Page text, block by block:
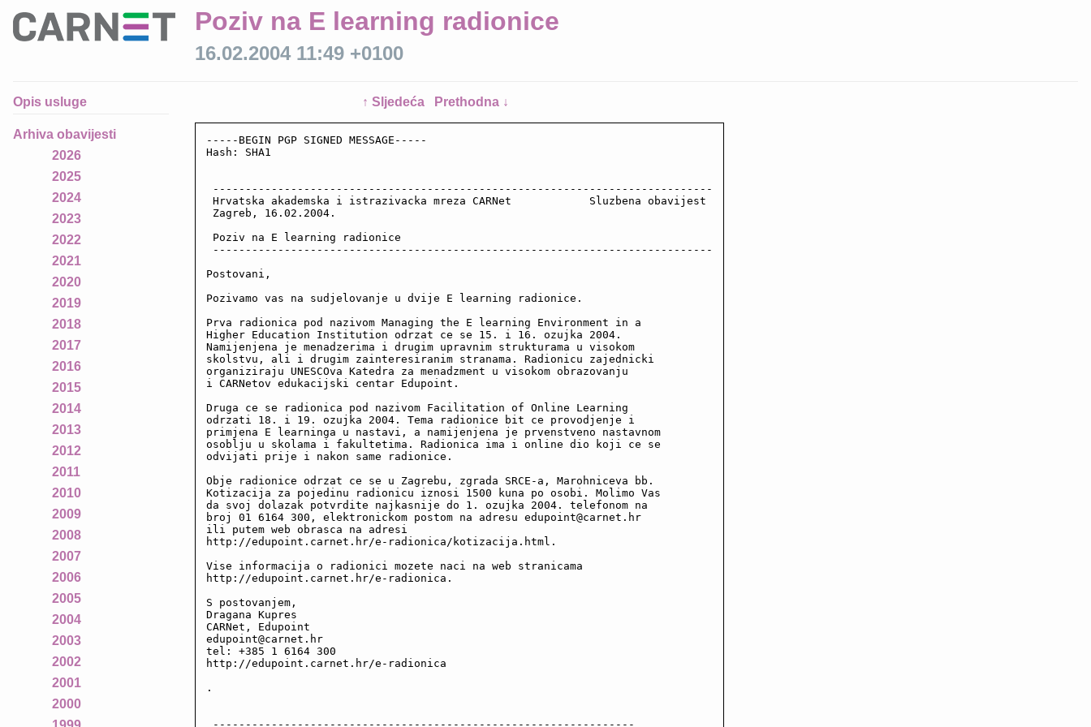
Poziv na E learning radionice
16.02.2004 11:49 +0100
Opis usluge
Arhiva obavijesti
2026
2025
2024
2023
2022
2021
2020
2019
2018
2017
2016
2015
2014
2013
2012
2011
2010
2009
2008
2007
2006
2005
2004
2003
2002
2001
2000
↑ Sljedeća Prethodna ↓
-----BEGIN PGP SIGNED MESSAGE-----
Hash: SHA1
-----------------------------------------------------------------------------
Hrvatska akademska i istrazivacka mreza CARNet            Sluzbena obavijest
Zagreb, 16.02.2004.
Poziv na E learning radionice
-----------------------------------------------------------------------------
Postovani,
Pozivamo vas na sudjelovanje u dvije E learning radionice.
Prva radionica pod nazivom Managing the E learning Environment in a
Higher Education Institution odrzat ce se 15. i 16. ozujka 2004.
Namijenjena je menadzerima i drugim upravnim strukturama u visokom
skolstvu, ali i drugim zainteresiranim stranama. Radionicu zajednicki
organiziraju UNESCOva Katedra za menadzment u visokom obrazovanju
i CARNetov edukacijski centar Edupoint.
Druga ce se radionica pod nazivom Facilitation of Online Learning
odrzati 18. i 19. ozujka 2004. Tema radionice bit ce provodjenje i
primjena E learninga u nastavi, a namijenjena je prvenstveno nastavnom
osoblju u skolama i fakultetima. Radionica ima i online dio koji ce se
odvijati prije i nakon same radionice.
Obje radionice odrzat ce se u Zagrebu, zgrada SRCE-a, Marohniceva bb.
Kotizacija za pojedinu radionicu iznosi 1500 kuna po osobi. Molimo Vas
da svoj dolazak potvrdite najkasnije do 1. ozujka 2004. telefonom na
broj 01 6164 300, elektronickom postom na adresu edupoint@carnet.hr
ili putem web obrasca na adresi
http://edupoint.carnet.hr/e-radionica/kotizacija.html.
Vise informacija o radionici mozete naci na web stranicama
http://edupoint.carnet.hr/e-radionica.
S postovanjem,
Dragana Kupres
CARNet, Edupoint
edupoint@carnet.hr
tel: +385 1 6164 300
http://edupoint.carnet.hr/e-radionica
.
-----------------------------------------------------------------